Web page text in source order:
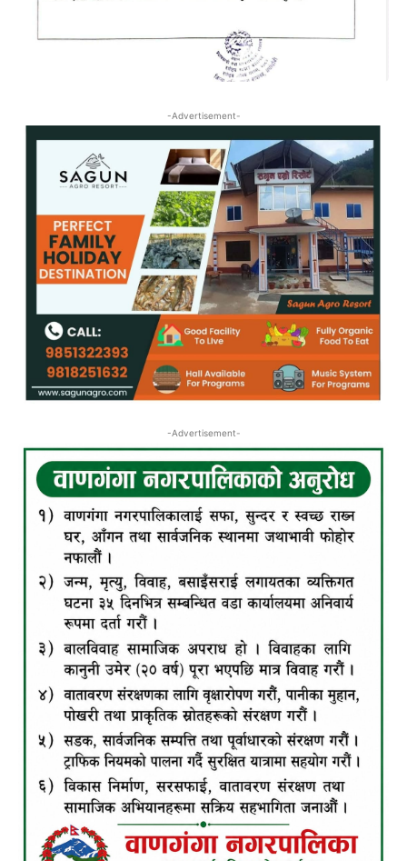
-Advertisement-
-Advertisement-